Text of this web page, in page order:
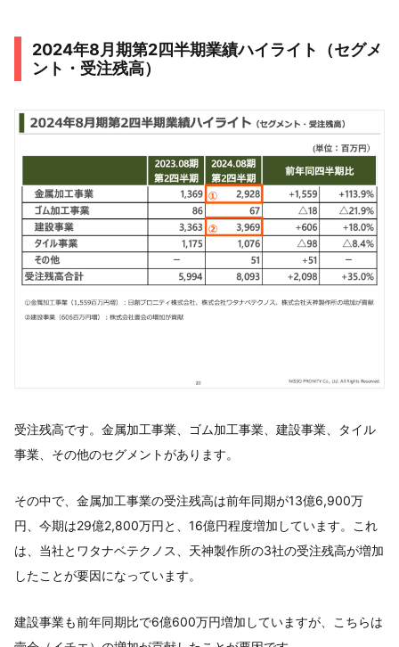
2024年8月期第2四半期業績ハイライト（セグメ
ント・受注残高）
受注残高です。金属加工事業、ゴム加工事業、建設事業、タイル
事業、その他のセグメントがあります。
その中で、金属加工事業の受注残高は前年同期が13億6,900万
円、今期は29億2,800万円と、16億円程度増加しています。これ
は、当社とワタナベテクノス、天神製作所の3社の受注残高が増加
したことが要因になっています。
建設事業も前年同期比で6億600万円増加していますが、こちらは